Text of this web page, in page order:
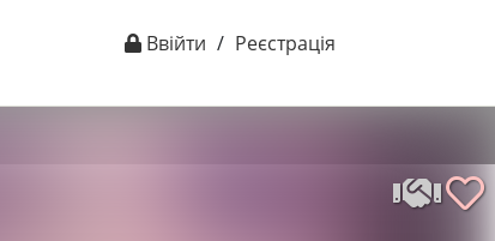
Ввійти / Реєстрація